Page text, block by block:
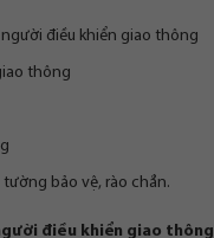
người điều khiển giao thông
thông
tường bảo vệ, rào chắn.
điều khiển giao thông